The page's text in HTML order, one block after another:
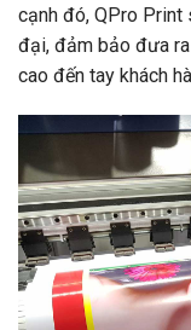
cạnh đó, QPro Print
đại, đảm bảo đưa
cao đến tay khách